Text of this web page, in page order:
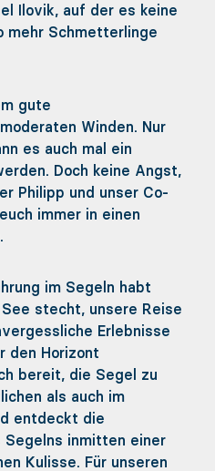
Ilovik, auf der es keine
mehr Schmetterlinge
gute
Winden. Nur
es auch mal ein
Doch keine Angst,
Philipp und unser Co-
immer in einen
im Segeln habt
stecht, unsere Reise
Erlebnisse
den Horizont
bereit, die Segel zu
als auch im
entdeckt die
inmitten einer
Kulisse. Für unseren